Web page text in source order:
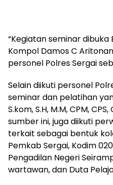
“Kegiatan seminar
Kompol Damos C
personel Polres Sergai
Selain diikuti personel
seminar dan pelatihan
S.kom, S.H, M.M, CPM,
sumber ini, juga diikuti
terkait sebagai bentuk
Pemkab Sergai, Kodim
Pengadilan Negeri
wartawan, dan Duta